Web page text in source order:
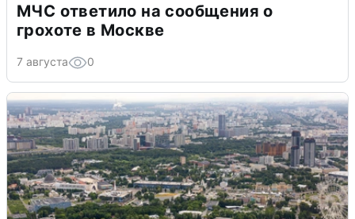
МЧС ответило на сообщения о
грохоте в Москве
7 августа 0